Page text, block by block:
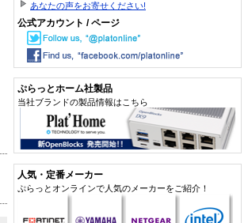
あなたの声をお寄せください!
公式アカウント / ページ
ぷらっとホーム社製品
当社ブランドの製品情報はこちら
人気・定番メーカー
ぷらっとオンラインで人気のメーカーをご紹介！